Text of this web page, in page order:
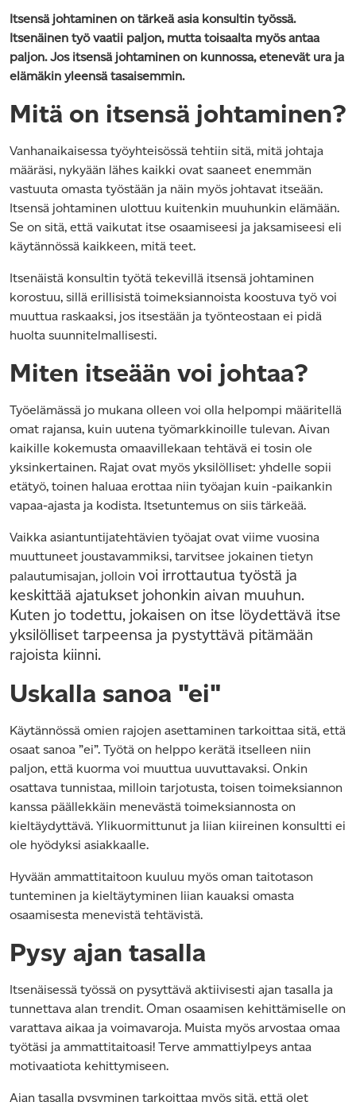
Itsensä johtaminen on tärkeä asia konsultin työssä.
Itsenäinen työ vaatii paljon, mutta toisaalta myös antaa
paljon. Jos itsensä johtaminen on kunnossa, etenevät ura ja
elämäkin yleensä tasaisemmin.
Mitä on itsensä johtaminen?
Vanhanaikaisessa työyhteisössä tehtiin sitä, mitä johtaja
määräsi, nykyään lähes kaikki ovat saaneet enemmän
vastuuta omasta työstään ja näin myös johtavat itseään.
Itsensä johtaminen ulottuu kuitenkin muuhunkin elämään.
Se on sitä, että vaikutat itse osaamiseesi ja jaksamiseesi eli
käytännössä kaikkeen, mitä teet.
Itsenäistä konsultin työtä tekevillä itsensä johtaminen
korostuu, sillä erillisistä toimeksiannoista koostuva työ voi
muuttua raskaaksi, jos itsestään ja työnteostaan ei pidä
huolta suunnitelmallisesti.
Miten itseään voi johtaa?
Työelämässä jo mukana olleen voi olla helpompi määritellä
omat rajansa, kuin uutena työmarkkinoille tulevan. Aivan
kaikille kokemusta omaavillekaan tehtävä ei tosin ole
yksinkertainen. Rajat ovat myös yksilölliset: yhdelle sopii
etätyö, toinen haluaa erottaa niin työajan kuin -paikankin
vapaa-ajasta ja kodista. Itsetuntemus on siis tärkeää.
Vaikka asiantuntijatehtävien työajat ovat viime vuosina
muuttuneet joustavammiksi, tarvitsee jokainen tietyn
palautumisajan, jolloin voi irrottautua työstä ja
keskittää ajatukset johonkin aivan muuhun.
Kuten jo todettu, jokaisen on itse löydettävä itse
yksilölliset tarpeensa ja pystyttävä pitämään
rajoista kiinni.
Uskalla sanoa "ei"
Käytännössä omien rajojen asettaminen tarkoittaa sitä, että
osaat sanoa ”ei”. Työtä on helppo kerätä itselleen niin
paljon, että kuorma voi muuttua uuvuttavaksi. Onkin
osattava tunnistaa, milloin tarjotusta, toisen toimeksiannon
kanssa päällekkäin menevästä toimeksiannosta on
kieltäydyttävä. Ylikuormittunut ja liian kiireinen konsultti ei
ole hyödyksi asiakkaalle.
Hyvään ammattitaitoon kuuluu myös oman taitotason
tunteminen ja kieltäytyminen liian kauaksi omasta
osaamisesta menevistä tehtävistä.
Pysy ajan tasalla
Itsenäisessä työssä on pysyttävä aktiivisesti ajan tasalla ja
tunnettava alan trendit. Oman osaamisen kehittämiselle on
varattava aikaa ja voimavaroja. Muista myös arvostaa omaa
työtäsi ja ammattitaitoasi! Terve ammattiylpeys antaa
motivaatiota kehittymiseen.
Ajan tasalla pysyminen tarkoittaa myös sitä, että olet